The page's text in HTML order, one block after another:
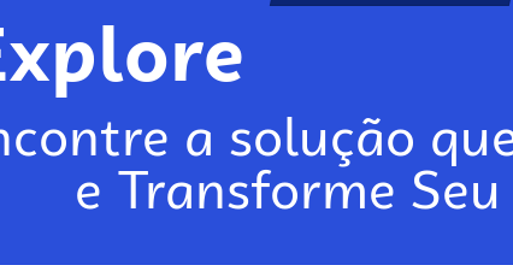
a solução
e Transforme